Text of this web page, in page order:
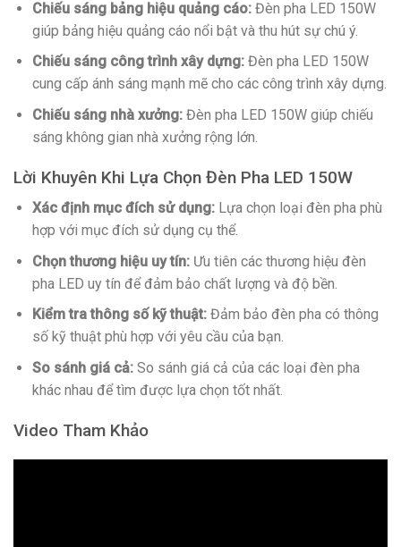
Chiếu sáng bảng hiệu quảng cáo:Đèn pha LED 150W
giúp bảng hiệu quảng cáo nổi bật và thu hút sự chú ý.
Chiếu sáng công trình xây dựng:Đèn pha LED 150W
cung cấp ánh sáng mạnh mẽ cho các công trình xây dựng.
Chiếu sáng nhà xưởng:Đèn pha LED 150W giúp chiếu
sáng không gian nhà xưởng rộng lớn.
Lời Khuyên Khi Lựa Chọn Đèn Pha LED 150W
Xác định mục đích sử dụng:Lựa chọn loại đèn pha phù
hợp với mục đích sử dụng cụ thể.
Chọn thương hiệu uy tín:Ưu tiên các thương hiệu đèn
pha LED uy tín để đảm bảo chất lượng và độ bền.
Kiểm tra thông số kỹ thuật:Đảm bảo đèn pha có thông
số kỹ thuật phù hợp với yêu cầu của bạn.
So sánh giá cả:So sánh giá cả của các loại đèn pha
khác nhau để tìm được lựa chọn tốt nhất.
Video Tham Khảo